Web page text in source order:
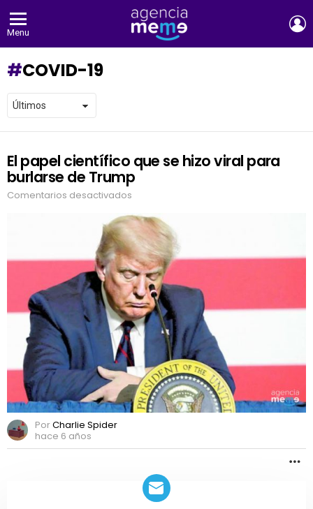
Menu
COVID-19
LATEST
STORIES
El papel científico que se hizo viral para
burlarse de Trump
Comentarios desactivados
papel
científico
que
se
hizo
viral
para
burlarse
de
Trump
PorCharlie Spider
hace 6 años